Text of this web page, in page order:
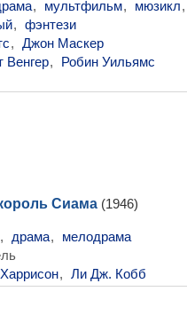
, мультфильм, мюзикл,
, фэнтези
, Джон Маскер
Венгер,
Робин Уильямс
Сиама (1946)
, драма,
мелодрама
, Ли Дж. Кобб